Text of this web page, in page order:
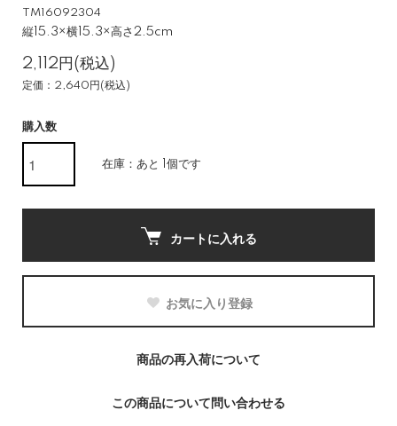
TM16092304
縦15.3×横15.3×高さ2.5cm
2,112円(税込)
定価：2,640円(税込)
購入数
在庫：あと 1個です
カートに入れる
お気に入り登録
商品の再入荷について
この商品について問い合わせる